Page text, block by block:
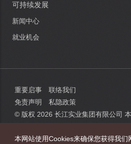
可持续发展
新闻中心
就业机会
重要启事
联络我们
免责声明
私隐政策
© 版权 2026 长江实业集团有限公司
本网站使用Cookies来确保您获得我们